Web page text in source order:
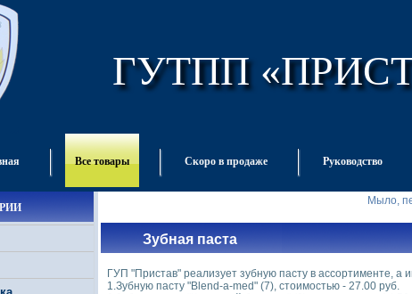
ГУТПП
Все товары Скоро в продаже Руководство
Мыло,
Зубная паста
ГУП "Пристав" реализует зубную пасту в ассортименте, а
1.Зубную пасту "Blend-a-med" (7), стоимостью - 27.00 руб.